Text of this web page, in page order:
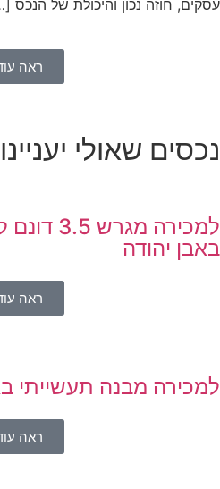
חוזה נכון והיכולת של הנכס
ראה עוד
שאולי
למכירה
יהודה
ראה עוד
מבנה תעשייתי
ראה עוד